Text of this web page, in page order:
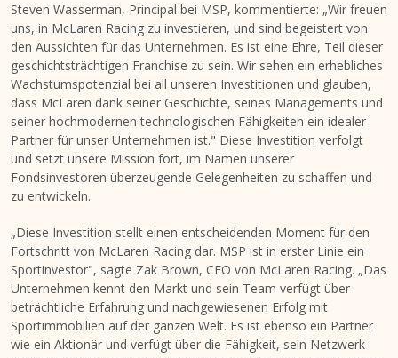
Steven Wasserman, Principal bei MSP, kommentierte: „Wir freuen
uns, in McLaren Racing zu investieren, und sind begeistert von
den Aussichten für das Unternehmen. Es ist eine Ehre, Teil dieser
geschichtsträchtigen Franchise zu sein. Wir sehen ein erhebliches
Wachstumspotenzial bei all unseren Investitionen und glauben,
dass McLaren dank seiner Geschichte, seines Managements und
seiner hochmodernen technologischen Fähigkeiten ein idealer
Partner für unser Unternehmen ist." Diese Investition verfolgt
und setzt unsere Mission fort, im Namen unserer
Fondsinvestoren überzeugende Gelegenheiten zu schaffen und
zu entwickeln.
„Diese Investition stellt einen entscheidenden Moment für den
Fortschritt von McLaren Racing dar. MSP ist in erster Linie ein
Sportinvestor", sagte Zak Brown, CEO von McLaren Racing. „Das
Unternehmen kennt den Markt und sein Team verfügt über
beträchtliche Erfahrung und nachgewiesenen Erfolg mit
Sportimmobilien auf der ganzen Welt. Es ist ebenso ein Partner
wie ein Aktionär und verfügt über die Fähigkeit, sein Netzwerk